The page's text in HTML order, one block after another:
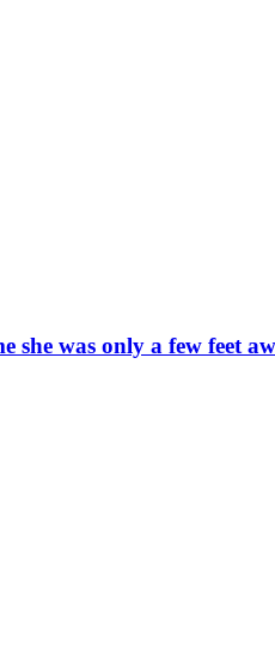
she was only a few feet